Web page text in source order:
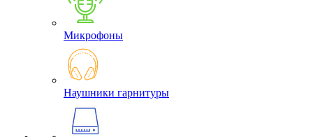
Микрофоны
Наушники гарнитуры